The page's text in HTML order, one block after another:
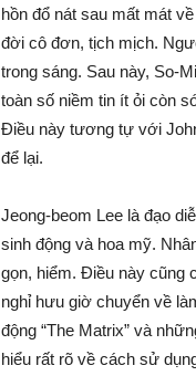
hồn đổ nát sau mất mát
đời cô đơn, tịch mịch.
trong sáng. Sau này, So-
toàn số niềm tin ít ỏi còn
Điều này tương tự với
để lại.
Jeong-beom Lee là đạo
sinh động và hoa mỹ.
gọn, hiểm. Điều này cũng
nghỉ hưu giờ chuyển về
động “The Matrix” và
hiểu rất rõ về cách sử